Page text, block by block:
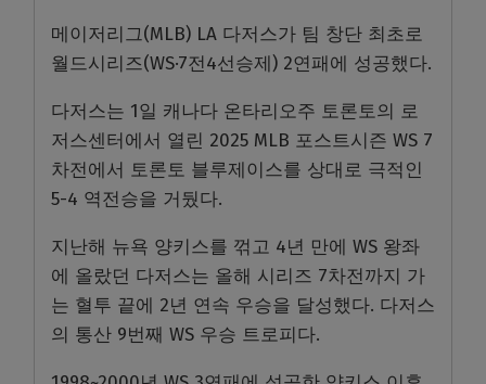
메이저리그(MLB) LA 다저스가 팀 창단 최초로
월드시리즈(WS·7전4선승제) 2연패에 성공했다.
다저스는 1일 캐나다 온타리오주 토론토의 로
저스센터에서 열린 2025 MLB 포스트시즌 WS 7
차전에서 토론토 블루제이스를 상대로 극적인
5-4 역전승을 거뒀다.
지난해 뉴욕 양키스를 꺾고 4년 만에 WS 왕좌
에 올랐던 다저스는 올해 시리즈 7차전까지 가
는 혈투 끝에 2년 연속 우승을 달성했다. 다저스
의 통산 9번째 WS 우승 트로피다.